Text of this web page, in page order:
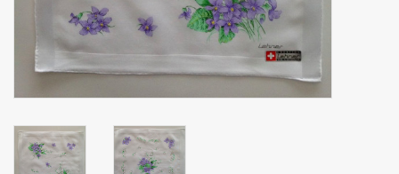
Maison et vêtements de
nuit (MEN)
costume